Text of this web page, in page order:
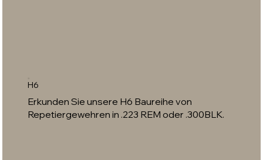
H6
Erkunden Sie unsere H6 Baureihe von
Repetiergewehren in .223 REM oder .300BLK.